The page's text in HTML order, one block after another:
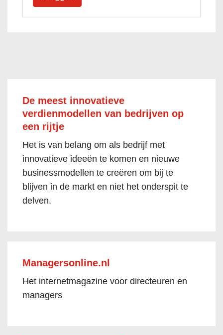
De meest innovatieve
verdienmodellen van bedrijven op
een rijtje
Het is van belang om als bedrijf met
innovatieve ideeën te komen en nieuwe
businessmodellen te creëren om bij te
blijven in de markt en niet het onderspit te
delven.
Managersonline.nl
Het internetmagazine voor directeuren en
managers